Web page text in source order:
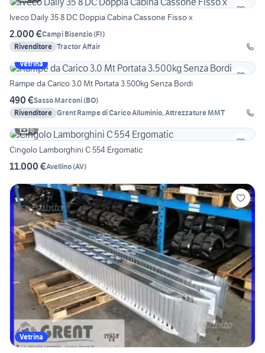
Iveco Daily 35 8 DC Doppia Cabina Cassone Fisso x
2.000 €Campi Bisenzio(FI)
Rivenditore Tractor Affair
Vetrina
Rampe da Carico 3.0 Mt Portata 3.500kg Senza Bordi
490 €Sasso Marconi(BO)
Rivenditore Grent Rampe di Carico Alluminio, Attrezzature MMT
6
Cingolo Lamborghini C 554 Ergomatic
11.000 €Avellino(AV)
Vetrina